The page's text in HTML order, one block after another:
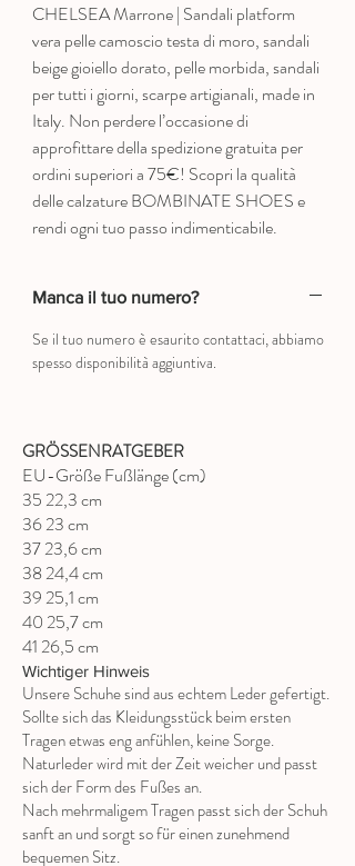
CHELSEA Marrone | Sandali platform
vera pelle camoscio testa di moro, sandali
beige gioiello dorato, pelle morbida, sandali
per tutti i giorni, scarpe artigianali, made in
Italy. Non perdere l’occasione di
approfittare della spedizione gratuita per
ordini superiori a 75€! Scopri la qualità
delle calzature BOMBINATE SHOES e
rendi ogni tuo passo indimenticabile.
Manca il tuo numero?
Se il tuo numero è esaurito contattaci, abbiamo
spesso disponibilità aggiuntiva.
GRÖSSENRATGEBER
EU-Größe Fußlänge (cm)
35 22,3 cm
36 23 cm
37 23,6 cm
38 24,4 cm
39 25,1 cm
40 25,7 cm
41 26,5 cm
Wichtiger Hinweis
Unsere Schuhe sind aus echtem Leder gefertigt.
Sollte sich das Kleidungsstück beim ersten
Tragen etwas eng anfühlen, keine Sorge.
Naturleder wird mit der Zeit weicher und passt
sich der Form des Fußes an.
Nach mehrmaligem Tragen passt sich der Schuh
sanft an und sorgt so für einen zunehmend
bequemen Sitz.